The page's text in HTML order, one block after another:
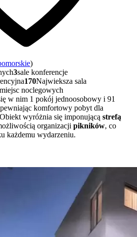
)
3sale konferencje
170Najwieksza sala
miejsc noclegowych
w nim 1 pokój jednoosobowy i 91
komfortowy pobyt dla
wyróżnia się imponującą strefą
organizacji pikników, co
każdemu wydarzeniu.